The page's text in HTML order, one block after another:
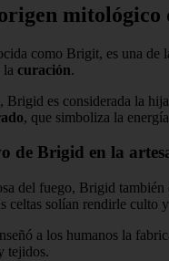
como Brigit, es una de
la curación.
Brigid es considerada la
, que simboliza la
de Brigid en la
del fuego, Brigid también
celtas solían rendirle culto
a los humanos la
tejidos.